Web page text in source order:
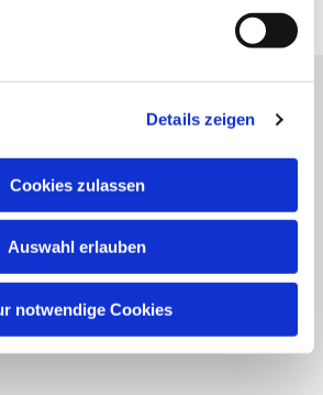
Details zeigen
Cookies zulassen
Auswahl erlauben
notwendige Cookies
Teltow-Fläming